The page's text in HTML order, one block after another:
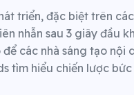
triển, đặc biệt trên
nhẫn sau 3 giây đầu
để các nhà sáng tạo
tìm hiểu chiến lược bức